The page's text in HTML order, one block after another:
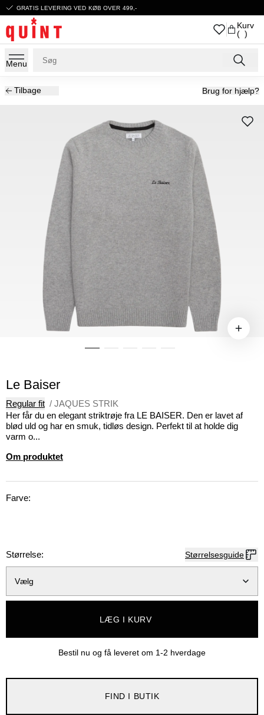
GRATIS LEVERING VED KØB OVER 499,-
Kurv
( )
Menu
Tilbage Brug for hjælp?
Le Baiser
Regular fit / JAQUES STRIK
Her får du en elegant striktrøje fra LE BAISER. Den er lavet af
blød uld og har en smuk, tidløs design. Perfekt til at holde dig
varm o...
Om produktet
Farve:
Størrelse: Størrelsesguide
Vælg
LÆG I KURV
Bestil nu og få leveret om 1-2 hverdage
FIND I BUTIK